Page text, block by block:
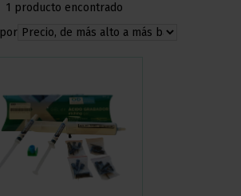
1 producto encontrado
por